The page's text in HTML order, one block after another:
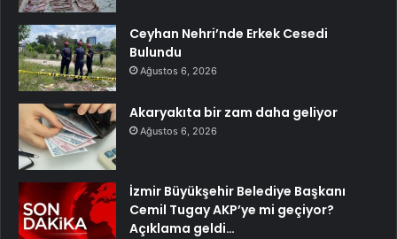
Ceyhan Nehri’nde Erkek Cesedi
Bulundu
Ağustos 6, 2026
Akaryakıta bir zam daha geliyor
Ağustos 6, 2026
İzmir Büyükşehir Belediye Başkanı
Cemil Tugay AKP’ye mi geçiyor?
Açıklama geldi…